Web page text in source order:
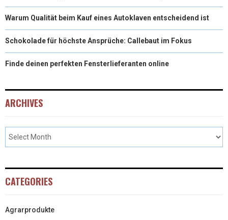
Warum Qualität beim Kauf eines Autoklaven entscheidend ist
Schokolade für höchste Ansprüche: Callebaut im Fokus
Finde deinen perfekten Fensterlieferanten online
ARCHIVES
CATEGORIES
Agrarprodukte